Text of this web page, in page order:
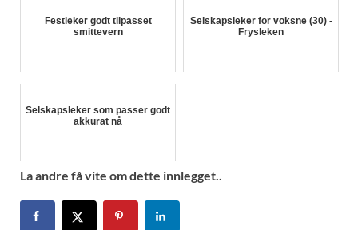
Festleker godt tilpasset
smittevern
Selskapsleker for voksne (30) -
Frysleken
Selskapsleker som passer godt
akkurat nå
La andre få vite om dette innlegget..